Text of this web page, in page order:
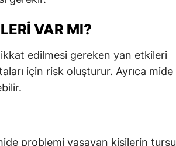
VAR MI?
edilmesi gereken yan etkileri
için risk oluşturur. Ayrıca mide
problemi yaşayan kişilerin turşu